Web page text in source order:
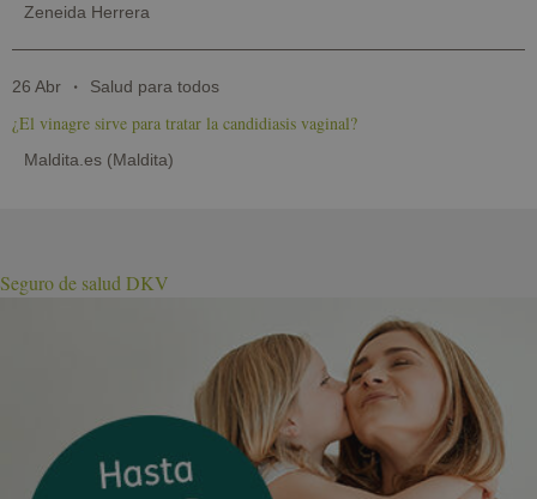
Zeneida Herrera
26 Abr Salud para todos
¿El vinagre sirve para tratar la candidiasis vaginal?
Maldita.es (Maldita)
Seguro de salud DKV